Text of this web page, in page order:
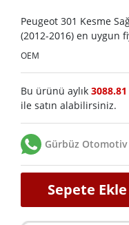
Peugeot 301 Kesme
(2012-2016) en uygun
OEM
Bu ürünü aylık 3088.81
ile satın alabilirsiniz.
Gürbüz
Sepete Ekle